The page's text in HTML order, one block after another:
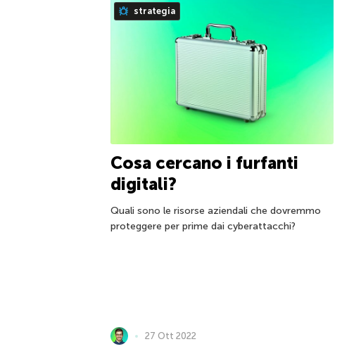
strategia
Cosa cercano i furfanti
digitali?
Quali sono le risorse aziendali che dovremmo
proteggere per prime dai cyberattacchi?
27 Ott 2022